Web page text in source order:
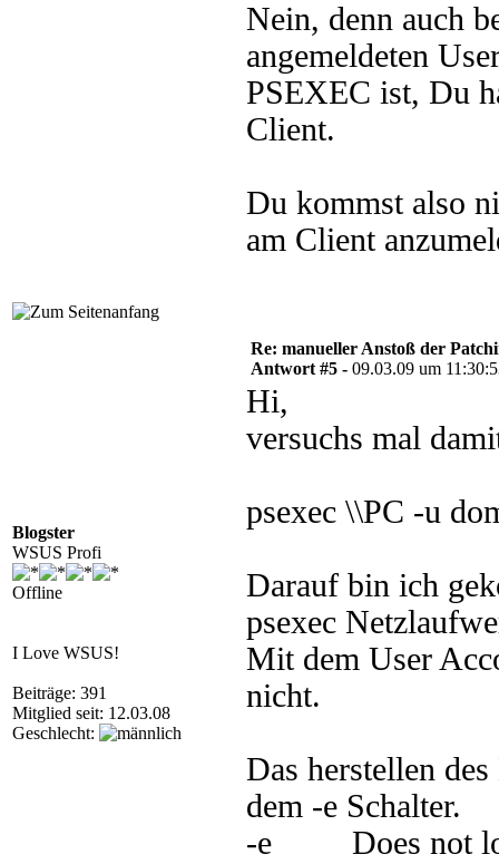
Nein, denn auch
angemeldeten
PSEXEC ist, Du
Client.
Du kommst also
am Client
Blogster
WSUS Profi
Offline
I Love WSUS!
Beiträge: 391
Mitglied seit: 12.03.08
Geschlecht:
Re: manueller Anstoß der
Antwort #5 - 09.03.09 um
Hi,
versuchs mal
psexec \\PC -u
Darauf bin ich
psexec
Mit dem User
nicht.
Das herstellen
dem -e Schalter.
-e Does not